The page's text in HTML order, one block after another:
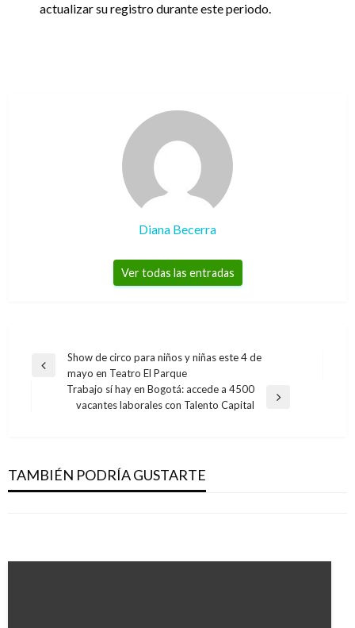
actualizar su registro durante este periodo.
Diana Becerra
Ver todas las entradas
Navegación
entradas
Entrada
anterior
Show de circo para niños y niñas este 4 de
mayo en Teatro El Parque
Entrada
Trabajo sí hay en Bogotá: accede a 4500
vacantes laborales con Talento Capital
TAMBIÉN PODRÍA GUSTARTE
proyecto Proscenio
Manuel Reyes Beltran domingo marzo 3, 2019
potable
Más de 1.700 estudiantes de colegio en Usme